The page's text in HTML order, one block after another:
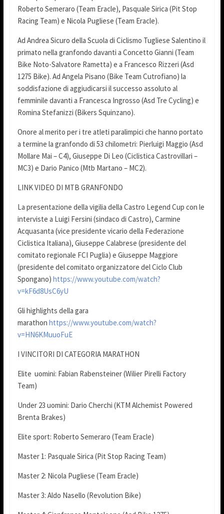
Roberto Semeraro (Team Eracle), Pasquale Sirica (Pit Stop
Racing Team) e Nicola Pugliese (Team Eracle).
Ad Andrea Sicuro della Scuola di Ciclismo Tugliese Salentino il
primato nella granfondo davanti a Concetto Gianni (Team
Bike Noto-Salvatore Rametta) e a Francesco Rizzeri (Asd
1275 Bike). Ad Angela Pisano (Bike Team Cutrofiano) la
soddisfazione di aggiudicarsi il successo assoluto al
femminile davanti a Francesca Ingrosso (Asd Tre Cycling) e
Romina Stefanizzi (Bikers Squinzano).
Onore al merito per i tre atleti paralimpici che hanno portato
a termine la granfondo di 53 chilometri: Pierluigi Maggio (Asd
Mollare Mai – C4), Giuseppe Di Leo (Ciclistica Castrovillari –
MC3) e Dario Panico (Mtb Martano – MC2).
LINK VIDEO DI MTB GRANFONDO
La presentazione della vigilia della Castro Legend Cup con le
interviste a Luigi Fersini (sindaco di Castro), Carmine
Acquasanta (vice presidente vicario della Federazione
Ciclistica Italiana), Giuseppe Calabrese (presidente del
comitato regionale FCI Puglia) e Giuseppe Maggiore
(presidente del comitato organizzatore del Ciclo Club
Spongano) https://www.youtube.com/watch?
v=kF6d8UsC6yU
Gli highlights della gara
marathon https://www.youtube.com/watch?
v=HN6KMuuoFuE
I VINCITORI DI CATEGORIA MARATHON
Elite uomini: Fabian Rabensteiner (Wilier Pirelli Factory
Team)
Under 23 uomini: Dario Cherchi (KTM Alchemist Powered
Brenta Brakes)
Elite sport: Roberto Semeraro (Team Eracle)
Master 1: Pasquale Sirica (Pit Stop Racing Team)
Master 2: Nicola Pugliese (Team Eracle)
Master 3: Aldo Nasello (Revolution Bike)